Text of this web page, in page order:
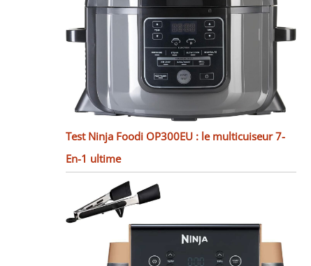
Test Ninja Foodi OP300EU : le multicuiseur 7-
En-1 ultime